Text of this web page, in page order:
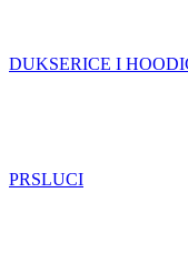
DUKSERICE I
PRSLUCI